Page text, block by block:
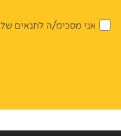
אני מסכימ/ה לתנאים של